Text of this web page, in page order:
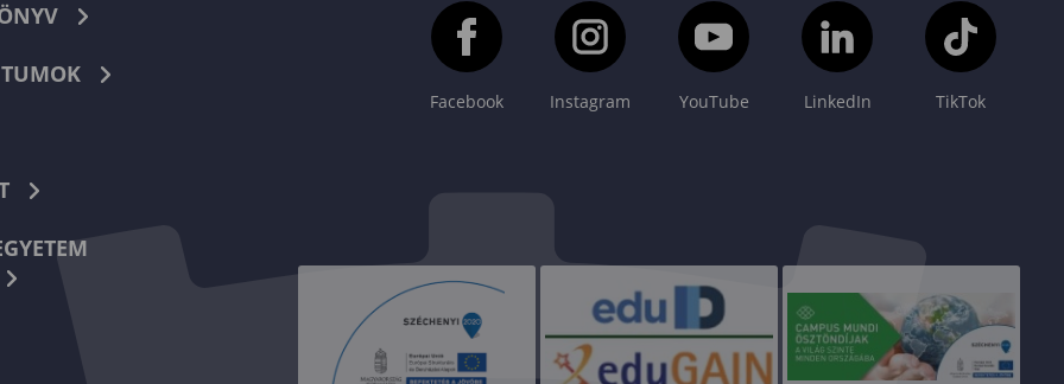
Facebook Instagram YouTube LinkedIn TikTok